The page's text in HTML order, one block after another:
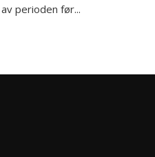
perioden før...